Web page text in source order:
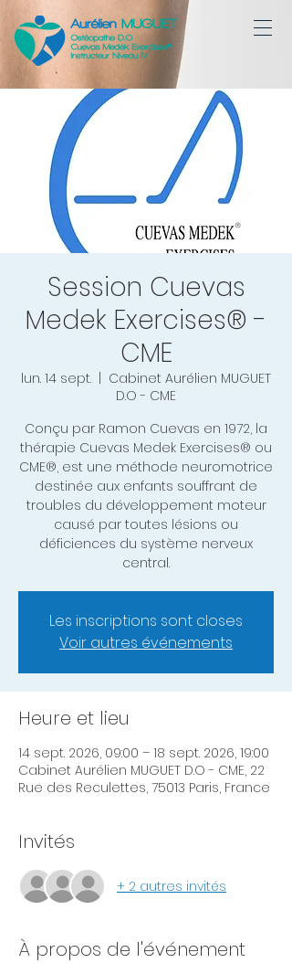
Session Cuevas
Medek Exercises® -
CME
lun. 14 sept.
Cabinet Aurélien MUGUET
D.O - CME
Conçu par Ramon Cuevas en 1972, la
thérapie Cuevas Medek Exercises® ou
CME®, est une méthode neuromotrice
destinée aux enfants souffrant de
troubles du développement moteur
causé par toutes lésions ou
déficiences du système nerveux
central.
Les inscriptions sont closes
Voir autres événements
Heure et lieu
14 sept. 2026, 09:00 – 18 sept. 2026, 19:00
Cabinet Aurélien MUGUET D.O - CME, 22
Rue des Reculettes, 75013 Paris, France
Invités
+ 2 autres invités
À propos de l'événement